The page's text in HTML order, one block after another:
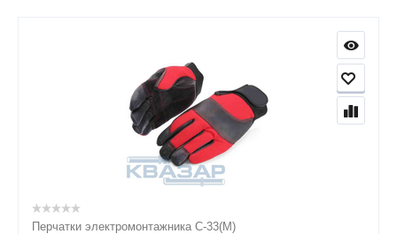
Перчатки электромонтажника С-33(M)